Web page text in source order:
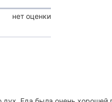
нет оценки